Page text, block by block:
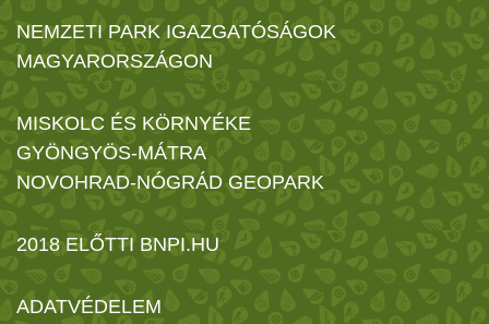
NEMZETI PARK IGAZGATÓSÁGOK
MAGYARORSZÁGON
MISKOLC ÉS KÖRNYÉKE
GYÖNGYÖS-MÁTRA
NOVOHRAD-NÓGRÁD GEOPARK
2018 ELŐTTI BNPI.HU
ADATVÉDELEM